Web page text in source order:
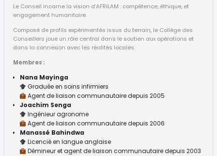
Le Conseil incarne la vision d’AFRILAM : compétence, éthique, et
engagement humanitaire.
Composé de profils expérimentés issus du terrain, le Collège des
Conseillers joue un rôle central dans le soutien aux opérations et
dans la connexion avec les réalités locales.
Membres :
Nana Mayinga
Graduée en soins infirmiers
Agent de liaison communautaire depuis 2005
Joachim Senga
Ingénieur agronome
Agent de liaison communautaire depuis 2006
Manassé Bahindwa
Licencié en langue anglaise
Démineur et agent de liaison communautaire depuis 2003